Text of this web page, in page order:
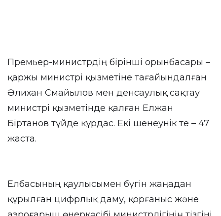
Премьер-министрдің бірінші орынбасары –
қаржы министрі қызметіне тағайындалған
Әлихан Смайылов мен денсаулық сақтау
министрі қызметінде қалған Елжан
Біртанов түйде құрдас. Екі шенеунік те – 47
жаста.
Елбасының қаулысымен бүгін жаңадан
құрылған цифрлық даму, қорғаныс және